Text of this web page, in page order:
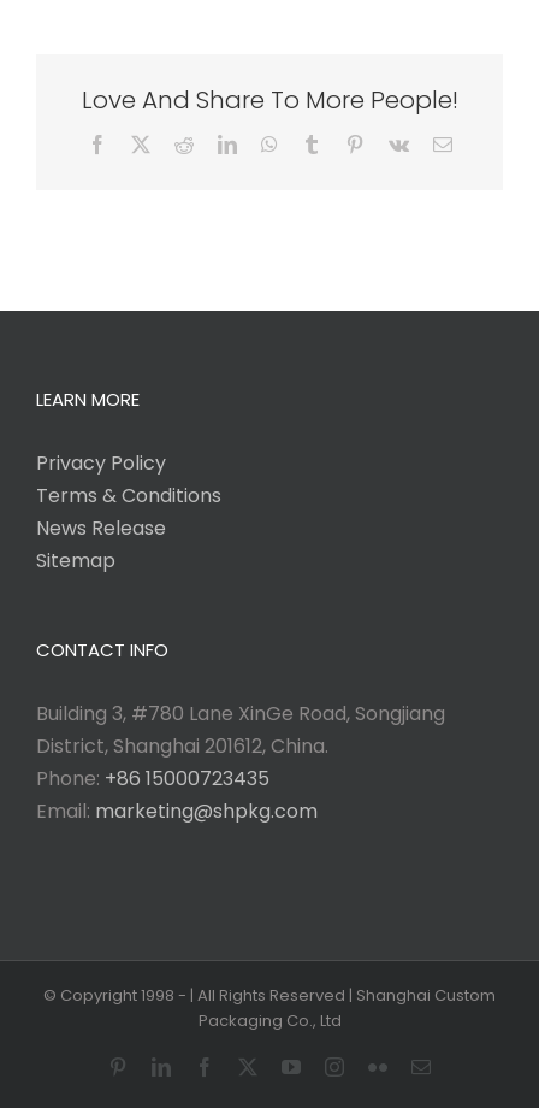
Love And Share To More People!
Facebook RedditLinkedInWhatsApp
Tumblr Pinterest
Vk Email
LEARN MORE
Privacy Policy
Terms & Conditions
News Release
Sitemap
CONTACT INFO
Building 3, #780 Lane XinGe Road, Songjiang
District, Shanghai 201612, China.
Phone: +86 15000723435
Email: marketing@shpkg.com
© Copyright 1998 - | All Rights Reserved | Shanghai Custom
Packaging Co., Ltd
PinterestLinkedInFacebook YouTubeInstagram
FlickrEmail